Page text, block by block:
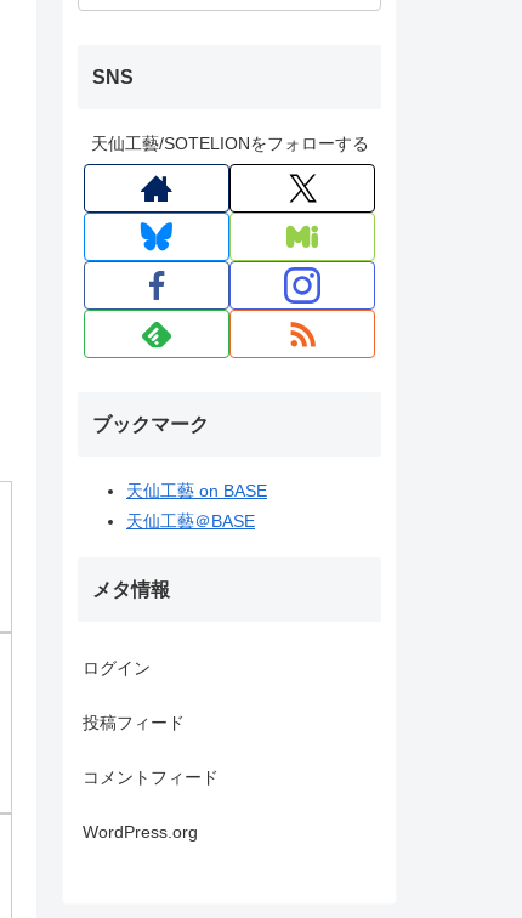
SNS
天仙工藝/SOTELIONをフォローする
ブックマーク
天仙工藝 on BASE
天仙工藝＠BASE
メタ情報
ログイン
投稿フィード
コメントフィード
WordPress.org